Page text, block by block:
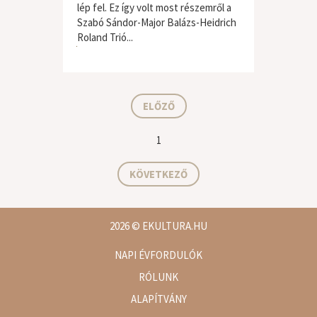
lép fel. Ez így volt most részemről a
Szabó Sándor-Major Balázs-Heidrich
Roland Trió...
jazz / blues
ELŐZŐ
1
KÖVETKEZŐ
2026© EKULTURA.HU
NAPI ÉVFORDULÓK
RÓLUNK
ALAPÍTVÁNY